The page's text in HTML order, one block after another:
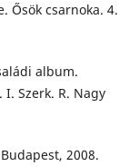
Ősök csarnoka. 4.
album.
Szerk. R. Nagy
2008.